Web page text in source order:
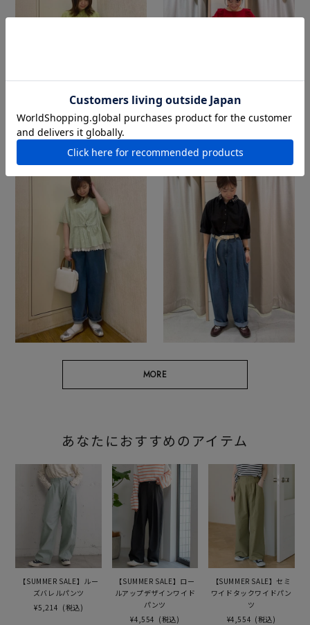
MORE
あなたにおすすめのアイテム
【SUMMER SALE】ルー
ズバレルパンツ
¥5,214 (税込)
【SUMMER SALE】ロー
ルアップデザインワイド
パンツ
¥4,554 (税込)
【SUMMER SALE】セミ
ワイドタックワイドパン
ツ
¥4,554 (税込)